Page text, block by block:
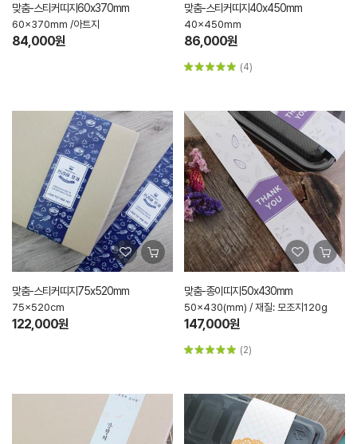
맞춤-스티커띠지60x370mm
60x370mm /아트지
84,000원
맞춤-스티커띠지40x450mm
40x450mm
86,000원
(4)
맞춤-스티커띠지75x520mm
75x520cm
122,000원
맞춤-종이띠지50x430mm
50x430(mm) / 재질: 모조지120g
147,000원
(2)